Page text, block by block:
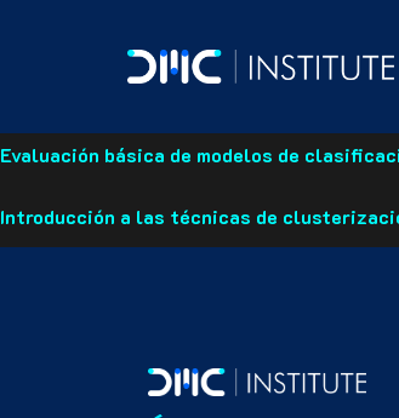
Evaluación básica de modelos de
Introducción a las técnicas de